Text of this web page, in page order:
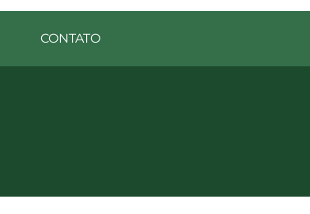
CONTATO